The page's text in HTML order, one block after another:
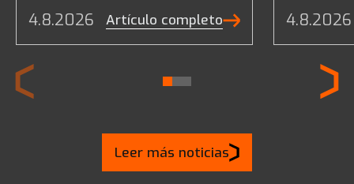
Lexmond. Esta entrega
representa el primer paso de un
dos máquinas DX360LC-9
adicionales, programadas para
4.8.2026 Artículo completo
Anual
sector y
4.8.2026
Leer más noticias